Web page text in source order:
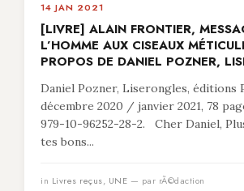
14 JAN 2021
[LIVRE] ALAIN FRONTIER,
L’HOMME AUX CISEAUX
PROPOS DE DANIEL POZNER,
Daniel Pozner, Liserongles, éditions
décembre 2020 / janvier 2021, 78
979-10-96252-28-2. Cher Daniel,
tes bons...
in Livres reçus, UNE — par rÃ©daction